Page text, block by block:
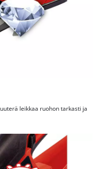
leikkaa ruohon tarkasti ja